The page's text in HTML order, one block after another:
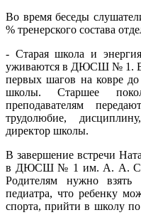
Во время беседы
% тренерского состава
- Старая школа и
уживаются в ДЮСШ № 1.
первых шагов на ковре
школы. Старшее
преподавателям
трудолюбие,
директор школы.
В завершение встречи
в ДЮСШ № 1 им. А. А.
Родителям нужно взять
педиатра, что ребенку
спорта, прийти в школу по